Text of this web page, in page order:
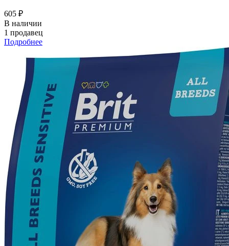
605 ₽
В наличии
1 продавец
Подробнее